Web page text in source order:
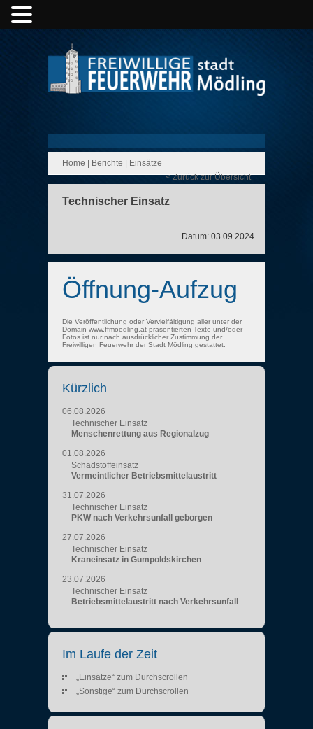
Home Berichte
Einsätze
< Zurück zur Übersicht
Technischer Einsatz
Datum: 03.09.2024
Öffnung-Aufzug
Die Veröffentlichung oder Vervielfältigung aller unter der
Domain www.ffmoedling.at präsentierten Texte und/oder
Fotos ist nur nach ausdrücklicher Zustimmung der
Freiwilligen Feuerwehr der Stadt Mödling gestattet.
Kürzlich
06.08.2026
Technischer Einsatz
Menschenrettung aus Regionalzug
01.08.2026
Schadstoffeinsatz
Vermeintlicher Betriebsmittelaustritt
31.07.2026
Technischer Einsatz
PKW nach Verkehrsunfall geborgen
27.07.2026
Technischer Einsatz
Kraneinsatz in Gumpoldskirchen
23.07.2026
Technischer Einsatz
Betriebsmittelaustritt nach Verkehrsunfall
Im Laufe der Zeit
„Einsätze“ zum Durchscrollen
„Sonstige“ zum Durchscrollen